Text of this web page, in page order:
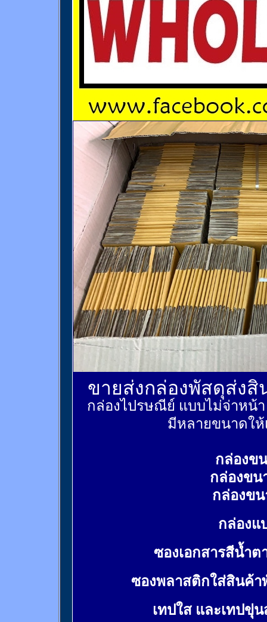
ขายส่งกล่องพัสดุส่ง
กล่องไปรษณีย์ แบบไม่จ่าหน้
มีหลายขนาดให้
กล่องข
กล่องขน
กล่องข
กล่องแ
ซองเอกสารสีน้ำต
ซองพลาสติกใส่สินค้า
เทปใส และเทปขุ่